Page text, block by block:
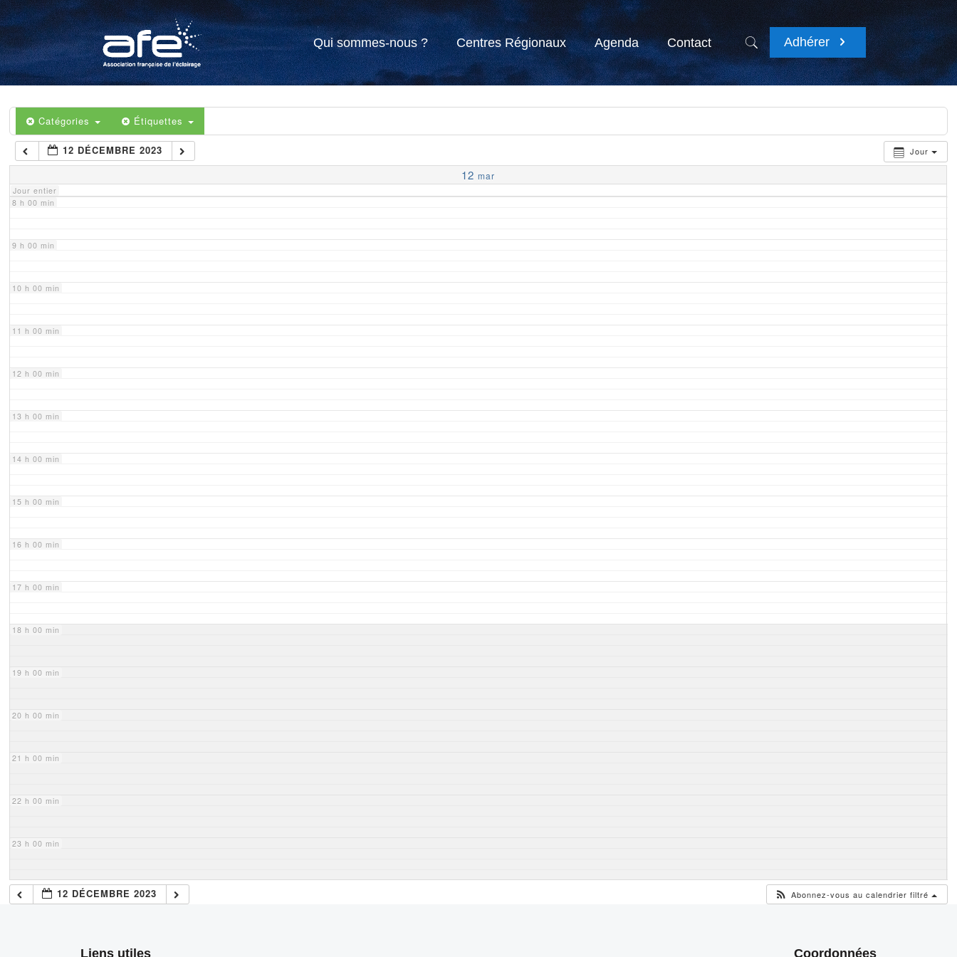
Qui sommes-nous ? Centres Régionaux Agenda Contact Adhérer
Catégories Étiquettes
Jour
12 DÉCEMBRE 2023
12 mar
Jour entier
4 h 00 min
5 h 00 min
6 h 00 min
7 h 00 min
8 h 00 min
9 h 00 min
10 h 00 min
11 h 00 min
12 h 00 min
13 h 00 min
14 h 00 min
15 h 00 min
16 h 00 min
17 h 00 min
18 h 00 min
19 h 00 min
20 h 00 min
21 h 00 min
22 h 00 min
23 h 00 min
12 DÉCEMBRE 2023 Abonnez-vous au calendrier filtré
Liens utiles Coordonnées